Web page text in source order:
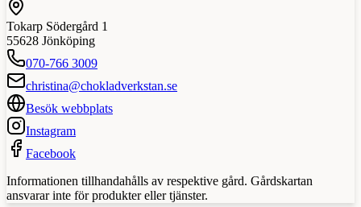
Tokarp Södergård 1
55628 Jönköping
070-766 3009
christina@chokladverkstan.se
Besök webbplats
Instagram
Facebook
Informationen tillhandahålls av respektive gård. Gårdskartan
ansvarar inte för produkter eller tjänster.